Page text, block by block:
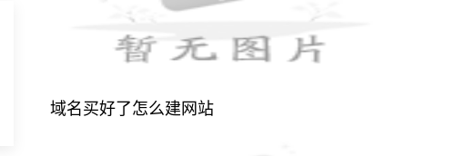
域名买好了怎么建网站